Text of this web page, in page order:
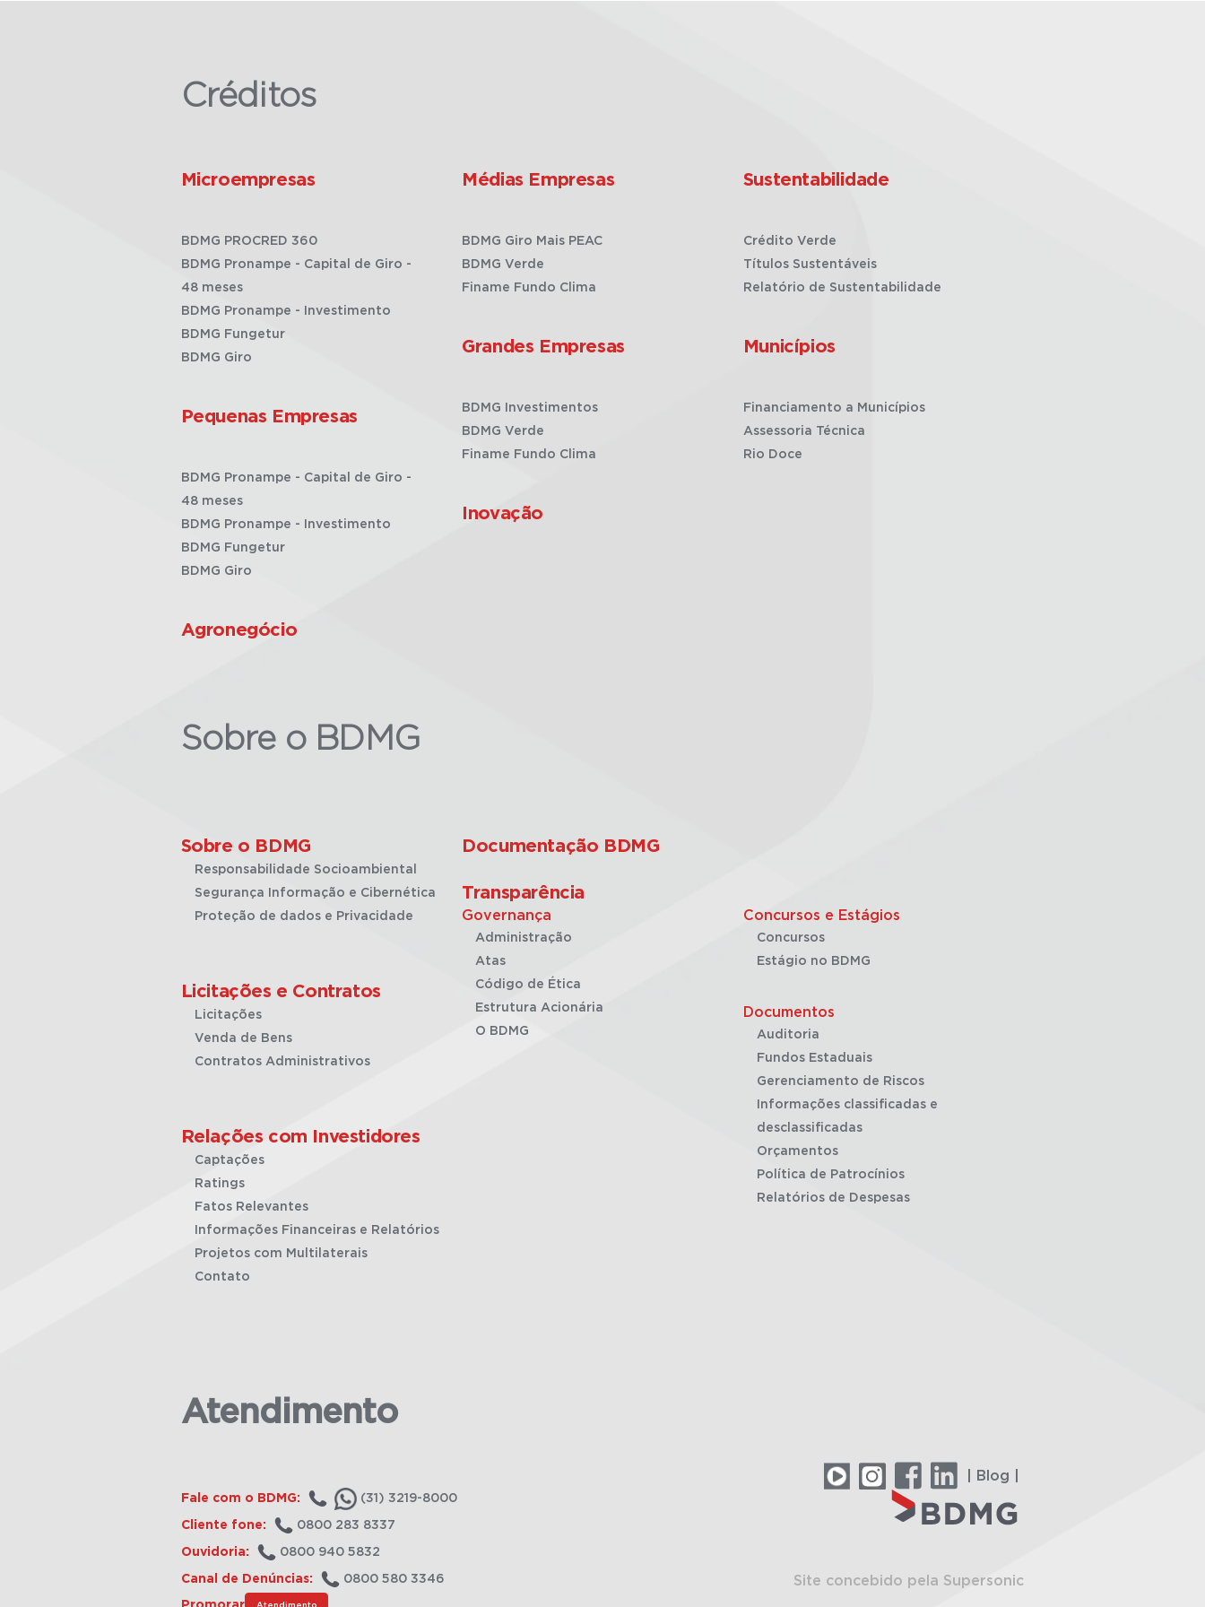
Créditos
Microempresas
BDMG PROCRED 360
BDMG Pronampe - Capital de Giro -
48 meses
BDMG Pronampe - Investimento
BDMG Fungetur
BDMG Giro
Pequenas Empresas
BDMG Pronampe - Capital de Giro -
48 meses
BDMG Pronampe - Investimento
BDMG Fungetur
BDMG Giro
Agronegócio
Médias Empresas
BDMG Giro Mais PEAC
BDMG Verde
Finame Fundo Clima
Grandes Empresas
BDMG Investimentos
BDMG Verde
Finame Fundo Clima
Inovação
Sustentabilidade
Crédito Verde
Títulos Sustentáveis
Relatório de Sustentabilidade
Municípios
Financiamento a Municípios
Assessoria Técnica
Rio Doce
Sobre o BDMG
Sobre o BDMG
Responsabilidade Socioambiental
Segurança Informação e Cibernética
Proteção de dados e Privacidade
Licitações e Contratos
Licitações
Venda de Bens
Contratos Administrativos
Relações com Investidores
Captações
Ratings
Fatos Relevantes
Informações Financeiras e Relatórios
Projetos com Multilaterais
Contato
Documentação BDMG
Transparência
Governança
Administração
Atas
Código de Ética
Estrutura Acionária
O BDMG
Concursos e Estágios
Concursos
Estágio no BDMG
Documentos
Auditoria
Fundos Estaduais
Gerenciamento de Riscos
Informações classificadas e
desclassificadas
Orçamentos
Política de Patrocínios
Relatórios de Despesas
Atendimento
Fale com o BDMG: (31) 3219-8000
Cliente fone: 0800 283 8337
Ouvidoria: 0800 940 5832
Canal de Denúncias: 0800 580 3346
Atendimento
| Blog |
Site concebido pela Supersonic